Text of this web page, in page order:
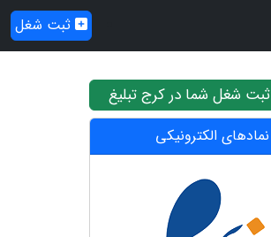
ثبت شغل
ثبت شغل شما در کرج تبلیغ
نمادهای الکترونیکی